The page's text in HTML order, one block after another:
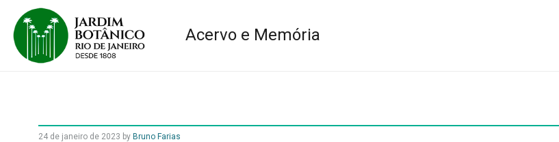
Acervo e Memória
24 de janeiro de 2023 by Bruno Farias